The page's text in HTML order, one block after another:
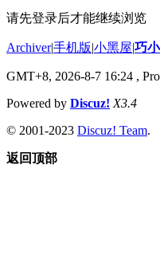
请先登录后才能继续浏览
Archiver|手机版|小黑屋|巧
GMT+8, 2026-8-7 16:24 ,
Powered by Discuz! X3.4
© 2001-2023 Discuz! Team.
返回顶部